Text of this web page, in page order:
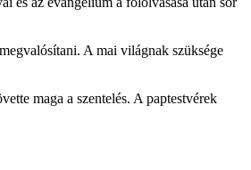
A mai világnak szüksége
maga a szentelés. A paptestvérek